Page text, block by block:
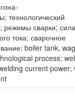
технологический
режимы сварки; сила
тока; сварочное
boiler tank,
process;
current power;